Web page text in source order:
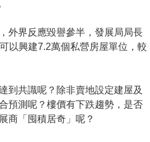
外界反應毀譽參半，發展局局長
以興建7.2萬個私營房屋單位，較
到共識呢？除非賣地設定建屋及
預測呢？樓價有下跌趨勢，是否
商「囤積居奇」呢？